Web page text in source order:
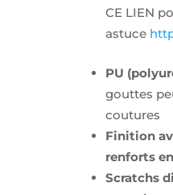
CE LIEN
astuce
PU
gouttes
coutures
Finition
renforts
Scratchs